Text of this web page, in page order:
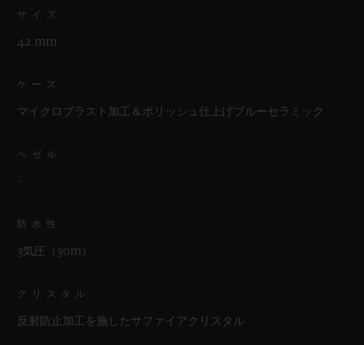
サイズ
42 mm
ケース
マイクロブラスト加工＆ポリッシュ仕上げブルーセラミック
ベゼル
-
防水性
3気圧（30m）
クリスタル
反射防止加工を施したサファイアクリスタル